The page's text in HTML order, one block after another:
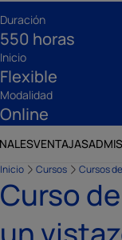
Duración
550 horas
Inicio
Flexible
Modalidad
Online
VENTAJAS
Inicio Cursos Cursos
Curso